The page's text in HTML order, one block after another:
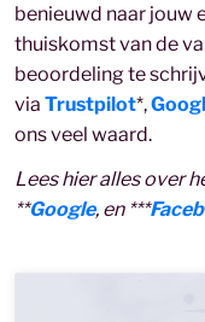
benieuwd naar jouw
thuiskomst van de
beoordeling te
via Trustpilot*,
ons veel waard.
Lees hier alles over
**Google, en ***